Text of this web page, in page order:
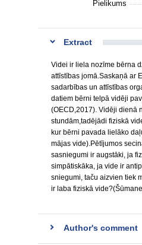
Pielikums
Extract
Videi ir liela nozīme bērna
attīstības jomā.Saskaņā ar
sadarbības un attīstības
datiem bērni telpā vidēji
(OECD,2017). Vidēji dienā
stundām,tadējādi fiziskā
kur bērni pavada lielāko
mājas vide).Pētījumos
sasniegumi ir augstāki, ja
simpātiskāka, ja vide ir
sniegumi, taču aizvien tiek
ir laba fiziskā
Author's comment